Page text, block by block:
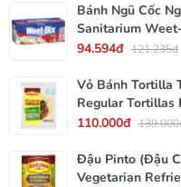
Bánh Ngũ Cốc
Sanitarium
94.594đ 121.235đ
Vỏ Bánh Tortilla
Regular Tortillas
110.000đ
Đậu Pinto (Đậu
Vegetarian